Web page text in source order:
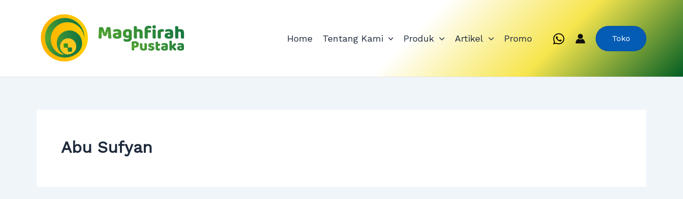
Home Tentang Kami Produk Artikel Promo Toko
Abu Sufyan